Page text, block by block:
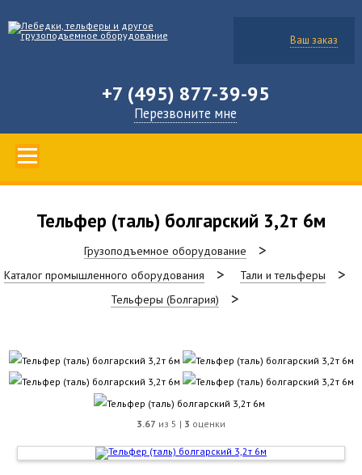
Ваш заказ
+7 (495) 877-39-95
Перезвоните мне
Тельфер (таль) болгарский 3,2т 6м
Грузоподъемное оборудование
Каталог промышленного оборудования
Тали и тельферы
Тельферы (Болгария)
3.67 из 5 | 3 оценки